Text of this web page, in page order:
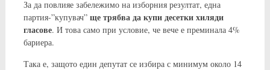
За да повлияе забележимо на изборния резултат, една
партия-”купувач” ще трябва да купи десетки хиляди
гласове. И това само при условие, че вече е преминала 4%
бариера.
Така е, защото един депутат се избира с минимум около 14